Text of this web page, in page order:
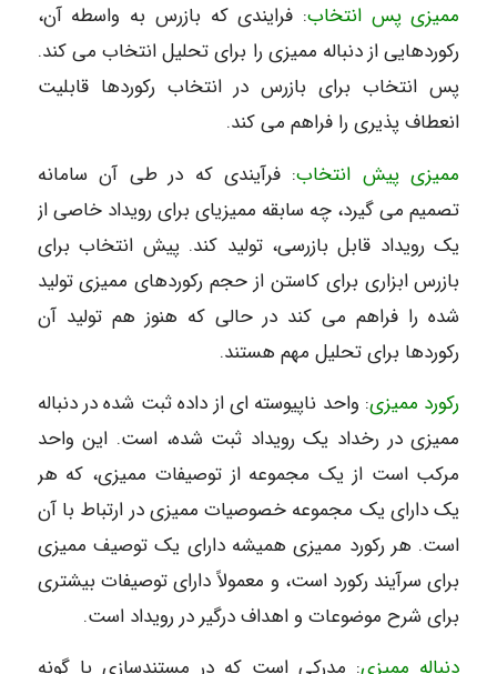
ممیزی پس انتخاب: فرایندی که بازرس به واسطه آن،
رکوردهایی از دنباله ممیزی را برای تحلیل انتخاب می کند.
پس انتخاب برای بازرس در انتخاب رکوردها قابلیت
انعطاف پذیری را فراهم می کند.
ممیزی پیش انتخاب: فرآیندی که در طی آن سامانه
تصمیم می گیرد، چه سابقه ممیزیای برای رویداد خاصی از
یک رویداد قابل بازرسی، تولید کند. پیش انتخاب برای
بازرس ابزاری برای کاستن از حجم رکوردهای ممیزی تولید
شده را فراهم می کند در حالی که هنوز هم تولید آن
رکوردها برای تحلیل مهم هستند.
رکورد ممیزی: واحد ناپیوسته ای از داده ثبت شده در دنباله
ممیزی در رخداد یک رویداد ثبت شده، است. این واحد
مرکب است از یک مجموعه از توصیفات ممیزی، که هر
یک دارای یک مجموعه خصوصیات ممیزی در ارتباط با آن
است. هر رکورد ممیزی همیشه دارای یک توصیف ممیزی
برای سرآیند رکورد است، و معمولاً دارای توصیفات بیشتری
برای شرح موضوعات و اهداف درگیر در رویداد است.